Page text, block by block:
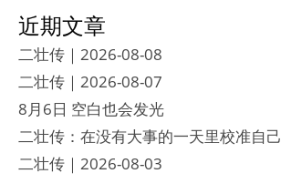
近期文章
二壮传｜2026-08-08
二壮传｜2026-08-07
8月6日 空白也会发光
二壮传：在没有大事的一天里校准自己
二壮传｜2026-08-03